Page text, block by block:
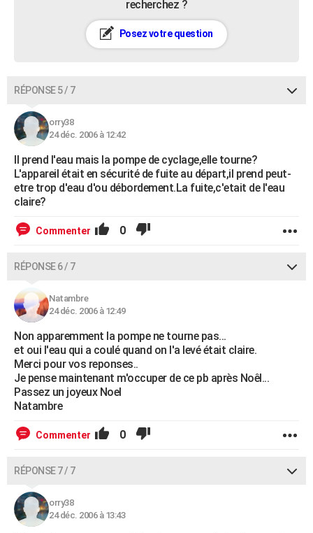
recherchez ?
Posez votre question
RÉPONSE 5 / 7
orry38
24 déc. 2006 à 12:42
Il prend l'eau mais la pompe de cyclage,elle tourne?
L'appareil était en sécurité de fuite au départ,il prend peut-
etre trop d'eau d'ou débordement.La fuite,c'etait de l'eau
claire?
Commenter 0
RÉPONSE 6 / 7
Natambre
24 déc. 2006 à 12:49
Non apparemment la pompe ne tourne pas...
et oui l'eau qui a coulé quand on l'a levé était claire.
Merci pour vos reponses..
Je pense maintenant m'occuper de ce pb après Noêl...
Passez un joyeux Noel
Natambre
Commenter 0
RÉPONSE 7 / 7
orry38
24 déc. 2006 à 13:43